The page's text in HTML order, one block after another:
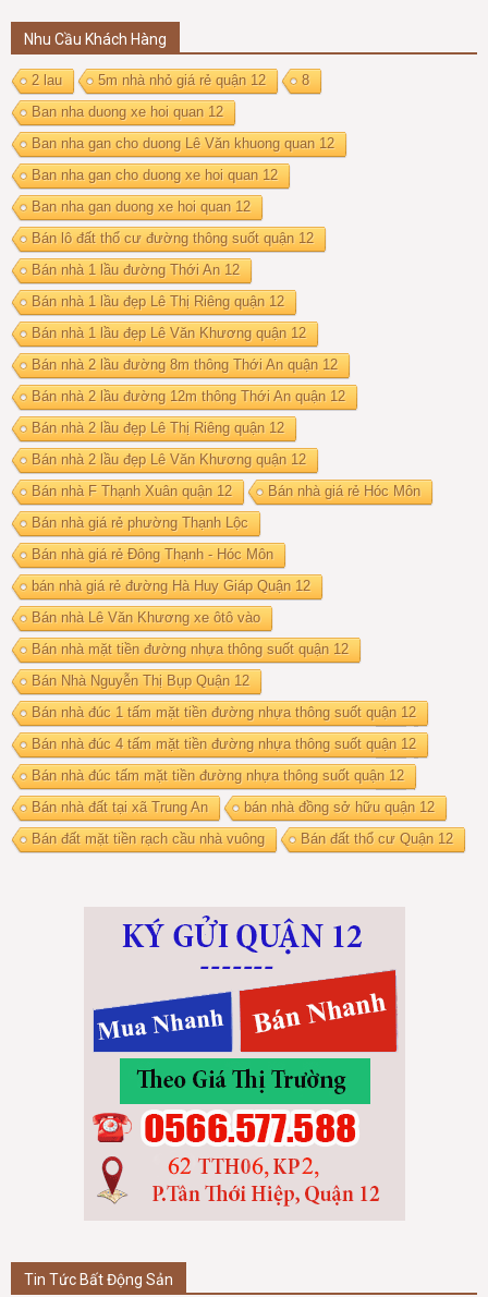
Nhu Cầu Khách Hàng
2 lau 5m nhà nhỏ giá rẻ quận 12
8
Ban nha duong xe hoi quan 12
Ban nha gan cho duong Lê Văn khuong quan 12
Ban nha gan cho duong xe hoi quan 12
Ban nha gan duong xe hoi quan 12
Bán lô đất thổ cư đường thông suốt quận 12
Bán nhà 1 lầu đường Thới An 12
Bán nhà 1 lầu đẹp Lê Thị Riêng quận 12
Bán nhà 1 lầu đẹp Lê Văn Khương quận 12
Bán nhà 2 lầu đường 8m thông Thới An quận 12
Bán nhà 2 lầu đường 12m thông Thới An quận 12
Bán nhà 2 lầu đẹp Lê Thị Riêng quận 12
Bán nhà 2 lầu đẹp Lê Văn Khương quận 12
Bán nhà F Thạnh Xuân quận 12
Bán nhà giá rẻ Hóc Môn
Bán nhà giá rẻ phường Thạnh Lộc
Bán nhà giá rẻ Đông Thạnh - Hóc Môn
bán nhà giá rẻ đường Hà Huy Giáp Quận 12
Bán nhà Lê Văn Khương xe ôtô vào
Bán nhà mặt tiền đường nhựa thông suốt quận 12
Bán Nhà Nguyễn Thị Bụp Quận 12
Bán nhà đúc 1 tấm mặt tiền đường nhựa thông suốt quận 12
Bán nhà đúc 4 tấm mặt tiền đường nhựa thông suốt quận 12
Bán nhà đúc tấm mặt tiền đường nhựa thông suốt quận 12
Bán nhà đất tại xã Trung An
bán nhà đồng sở hữu quận 12
Bán đất mặt tiền rạch cầu nhà vuông
Bán đất thổ cư Quận 12
Tin Tức Bất Động Sản